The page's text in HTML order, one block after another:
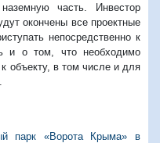
часть. Инвестор
окончены все проектные
непосредственно к
и о том, что необходимо
объекту, в том числе и для
парк «Ворота Крыма» в